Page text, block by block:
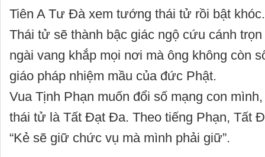
Tiên A Tư Đà xem tướng thái tử rồi bật
Thái tử sẽ thành bậc giác ngộ cứu cánh
ngài vang khắp mọi nơi mà ông không còn
giáo pháp nhiệm mầu của đức Phật.
Vua Tịnh Phạn muốn đổi số mạng con
thái tử là Tất Đạt Đa. Theo tiếng Phạn, Tất
“Kẻ sẽ giữ chức vụ mà mình phải giữ”.